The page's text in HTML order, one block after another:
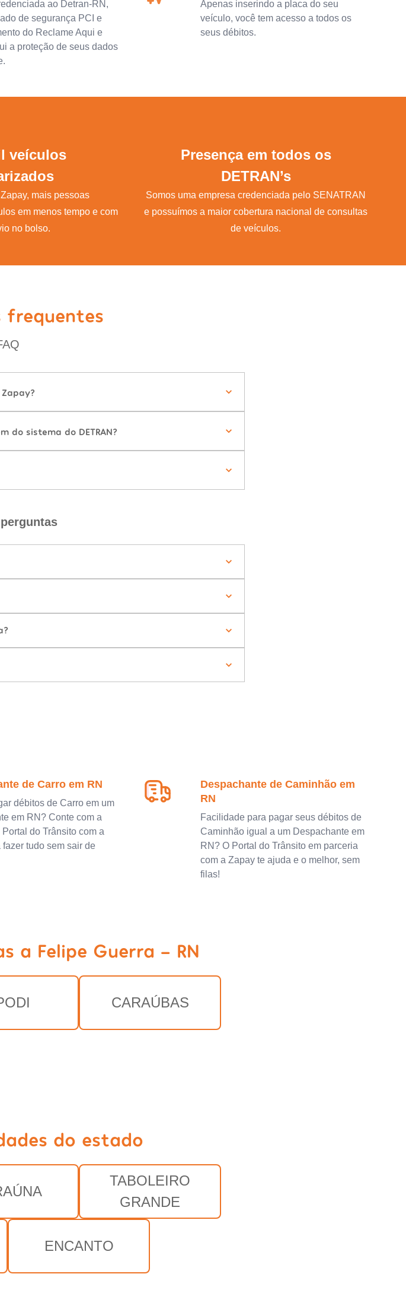
ao Detran-RN,
de segurança PCI e
do Reclame Aqui e
a proteção de seus dados
Apenas inserindo a placa do seu
veículo, você tem acesso a todos os
seus débitos.
veículos
mais pessoas
em menos tempo e com
no bolso.
Presença em todos os
DETRAN’s
Somos uma empresa credenciada pelo SENATRAN
e possuímos a maior cobertura nacional de consultas
de veículos.
frequentes
do sistema do DETRAN?
de Carro em RN
débitos de Carro em um
em RN? Conte com a
do Trânsito com a
tudo sem sair de
Despachante de Caminhão em
RN
Facilidade para pagar seus débitos de
Caminhão igual a um Despachante em
RN? O Portal do Trânsito em parceria
com a Zapay te ajuda e o melhor, sem
filas!
a Felipe Guerra - RN
CARAÚBAS
do estado
TABOLEIRO
GRANDE
ENCANTO